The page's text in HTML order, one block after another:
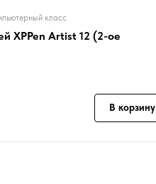
класс
XPPen Artist 12 (2-ое
В корзину